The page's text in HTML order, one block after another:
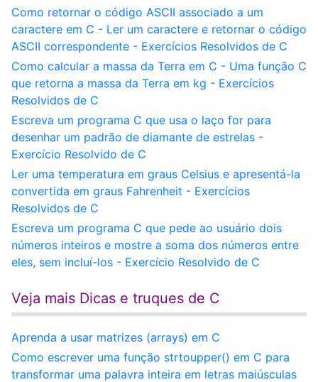
Como retornar o código ASCII associado a um
caractere em C - Ler um caractere e retornar o código
ASCII correspondente - Exercícios Resolvidos de C
Como calcular a massa da Terra em C - Uma função C
que retorna a massa da Terra em kg - Exercícios
Resolvidos de C
Escreva um programa C que usa o laço for para
desenhar um padrão de diamante de estrelas -
Exercício Resolvido de C
Ler uma temperatura em graus Celsius e apresentá-la
convertida em graus Fahrenheit - Exercícios
Resolvidos de C
Escreva um programa C que pede ao usuário dois
números inteiros e mostre a soma dos números entre
eles, sem incluí-los - Exercício Resolvido de C
Veja mais Dicas e truques de C
Aprenda a usar matrizes (arrays) em C
Como escrever uma função strtoupper() em C para
transformar uma palavra inteira em letras maiúsculas